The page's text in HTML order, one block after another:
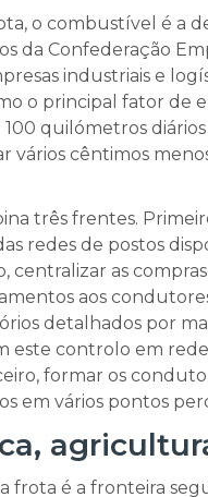
o combustível é a
da Confederação
industriais e
o principal fator de
quilómetros
vários cêntimos
três frentes.
redes de postos
centralizar as
aos
detalhados por
este controlo em
formar os
em vários pontos
frota é a fronteira